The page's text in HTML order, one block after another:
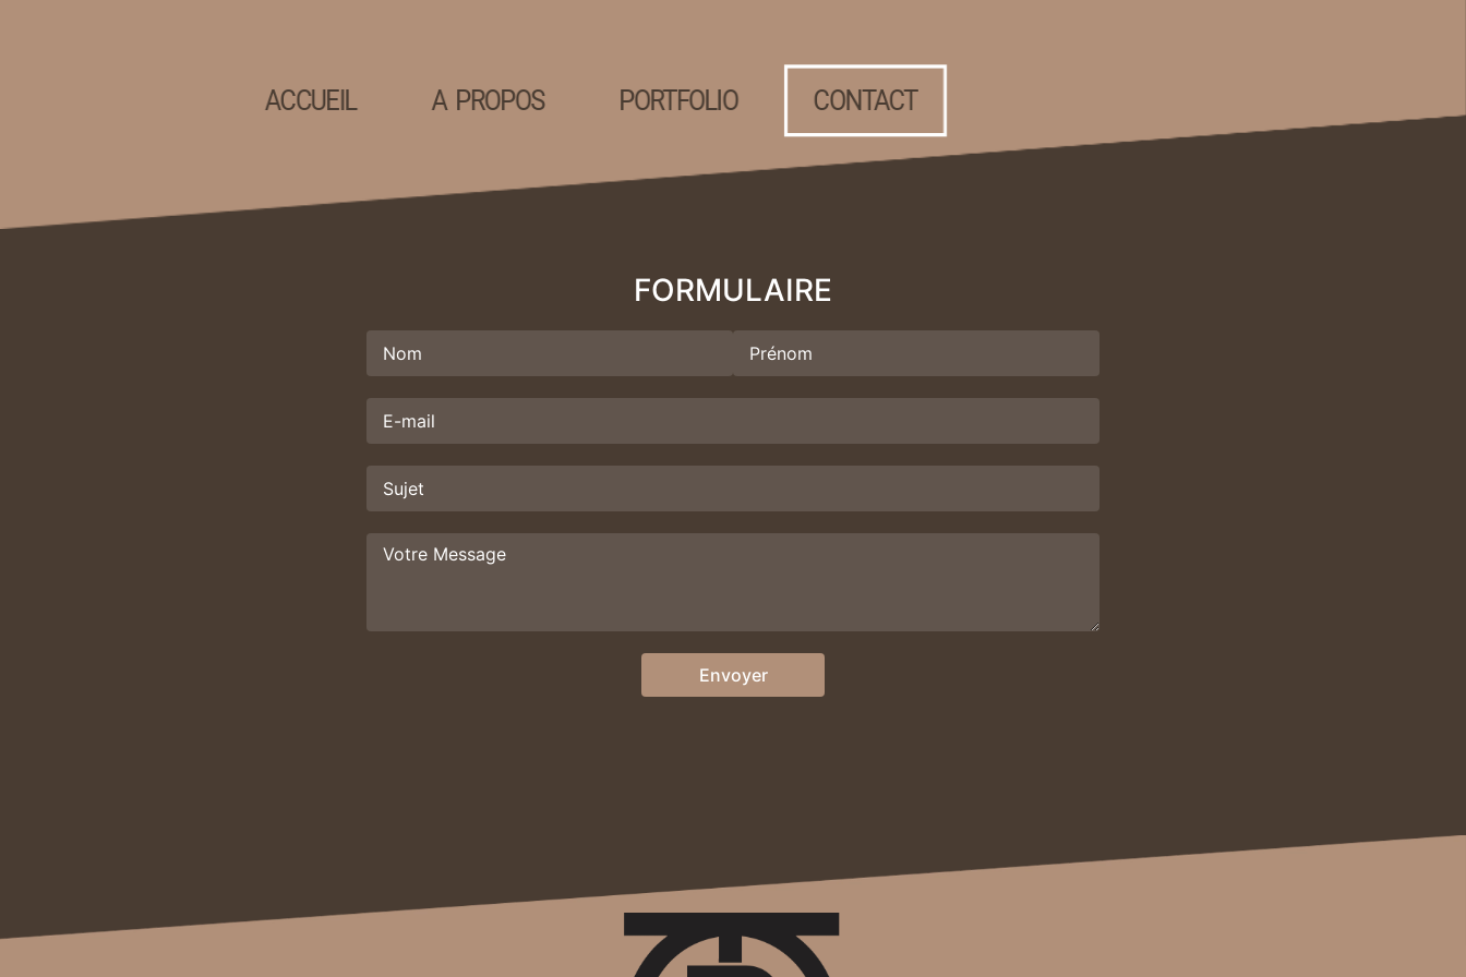
ACCUEIL A PROPOS PORTFOLIO CONTACT
FORMULAIRE
Envoyer